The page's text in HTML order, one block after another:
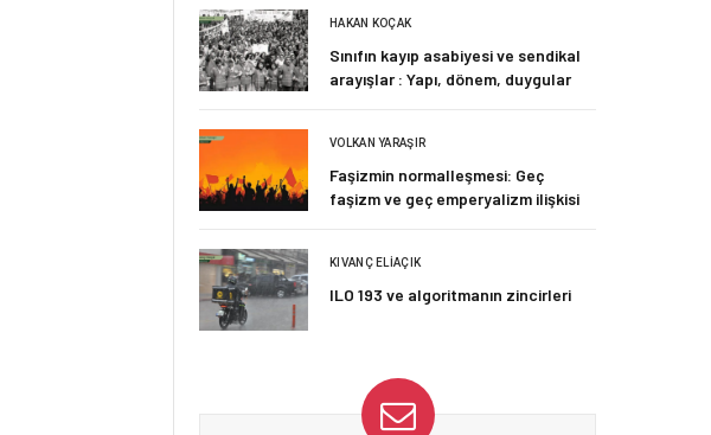
HAKAN KOÇAK
Sınıfın kayıp asabiyesi ve sendikal
arayışlar : Yapı, dönem, duygular
VOLKAN YARAŞIR
Faşizmin normalleşmesi: Geç
faşizm ve geç emperyalizm ilişkisi
KIVANÇ ELIAÇIK
ILO 193 ve algoritmanın zincirleri